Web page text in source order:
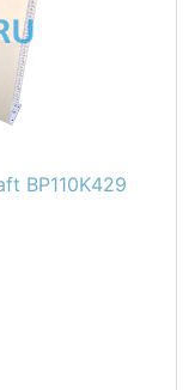
BP110K429